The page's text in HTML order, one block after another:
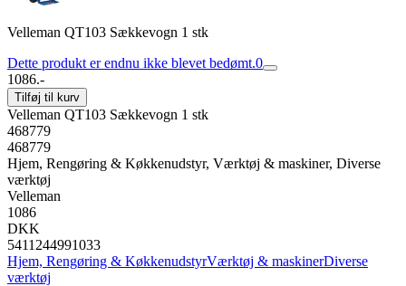
Velleman QT103 Sækkevogn 1 stk
Dette produkt er endnu ikke blevet bedømt.0
1086.-
Tilføj til kurv
Velleman QT103 Sækkevogn 1 stk
468779
468779
Hjem, Rengøring & Køkkenudstyr, Værktøj & maskiner, Diverse
værktøj
Velleman
1086
DKK
5411244991033
Hjem, Rengøring & KøkkenudstyrVærktøj & maskinerDiverse
værktøj